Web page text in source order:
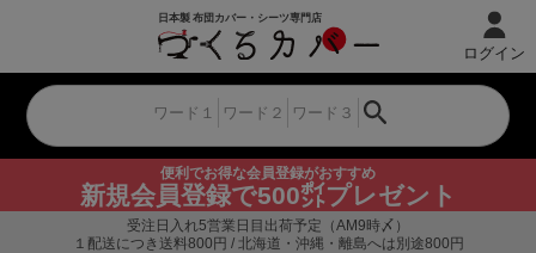
便利でお得な会員登録がおすすめ
新規会員登録で500㌽プレゼント
ログイン
受注日入れ5営業日目出荷予定（AM9時〆）
１配送につき送料800円 / 北海道・沖縄・離島へは別途800円